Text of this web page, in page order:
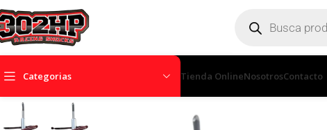
Categorias Tienda OnlineNosotrosContacto